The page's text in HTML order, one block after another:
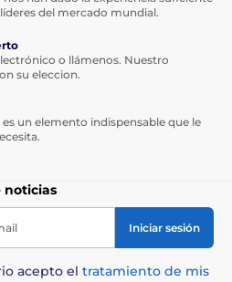
su voz en función de su
al láser, la cámara para gatos
de ruedas con motor
se desplace en silencio；
controlar EBO a distancia
iOS y Android
micrófono que
en ambos sentidos como
del mercado mundial.
o llámenos. Nuestro
su eleccion.
es un elemento indispensable que le
noticias
Iniciar sesión
acepto el tratamiento de mis